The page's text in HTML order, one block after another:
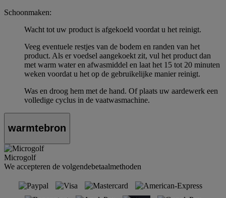
Schoonmaken:
Wacht tot uw product is afgekoeld voordat u het reinigt.
Veeg eventuele restjes van de bodem en randen van het
product. Als er voedsel aangekoekt zit, vul het product dan
met warm water en afwasmiddel en laat het 15 tot 20 minuten
weken voordat u het op de gebruikelijke manier reinigt.
Was en droog hem met de hand. Of plaats uw aardewerk een
volledige cyclus in de vaatwasmachine.
warmtebron
Microgolf
We accepteren de volgendebetaalmethoden